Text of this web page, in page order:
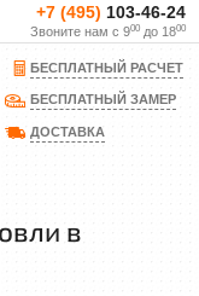
+7 (495) 103-46-24
Звоните нам с 900до 1800
БЕСПЛАТНЫЙ РАСЧЕТ
БЕСПЛАТНЫЙ ЗАМЕР
ДОСТАВКА
в